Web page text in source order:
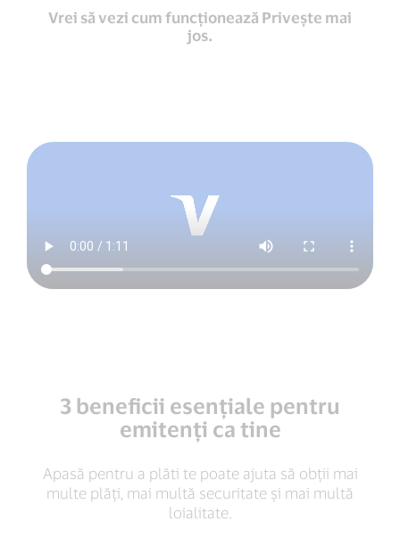
Vrei să vezi cum funcționează Privește mai
jos.
3 beneficii esențiale pentru
emitenți ca tine
Apasă pentru a plăti te poate ajuta să obții mai
multe plăți, mai multă securitate și mai multă
loialitate.